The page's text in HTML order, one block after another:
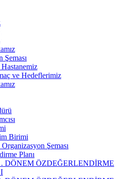
Şeması
ve Hedeflerimiz
Birimi
Şeması
Planı
DÖNEM ÖZDEĞERLENDİRME